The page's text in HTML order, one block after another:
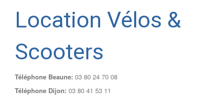
Location Vélos &
Scooters
Téléphone Beaune: 03 80 24 70 08
Téléphone Dijon: 03 80 41 53 11